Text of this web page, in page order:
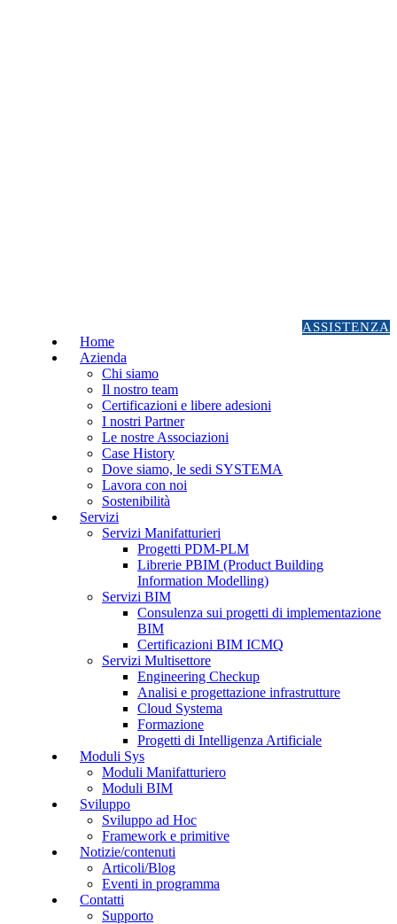
ASSISTENZA
Home
Azienda
Chi siamo
Il nostro team
Certificazioni e libere adesioni
I nostri Partner
Le nostre Associazioni
Case History
Dove siamo, le sedi SYSTEMA
Lavora con noi
Sostenibilità
Servizi
Servizi Manifatturieri
Progetti PDM-PLM
Librerie PBIM (Product Building
Information Modelling)
Servizi BIM
Consulenza sui progetti di implementazione
BIM
Certificazioni BIM ICMQ
Servizi Multisettore
Engineering Checkup
Analisi e progettazione infrastrutture
Cloud Systema
Formazione
Progetti di Intelligenza Artificiale
Moduli Sys
Moduli Manifatturiero
Moduli BIM
Sviluppo
Sviluppo ad Hoc
Framework e primitive
Notizie/contenuti
Articoli/Blog
Eventi in programma
Contatti
Supporto